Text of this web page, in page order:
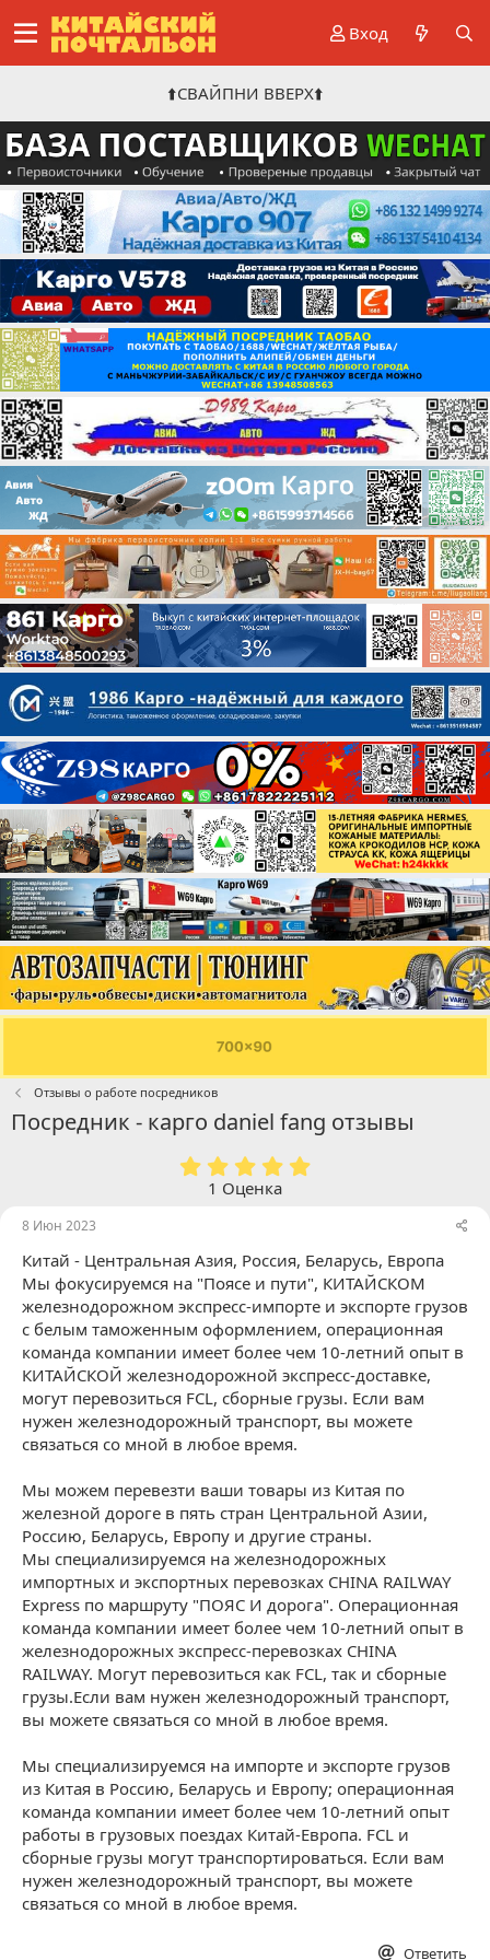
Вход
⬆️СВАЙПНИ ВВЕРХ⬆️
Отзывы о работе посредников
Посредник - карго daniel fang отзывы
в
ё
з
д
1 Оценка
8 Июн 2023
Китай - Центральная Азия, Россия, Беларусь, Европа
Мы фокусируемся на "Поясе и пути", КИТАЙСКОМ
железнодорожном экспресс-импорте и экспорте грузов
с белым таможенным оформлением, операционная
команда компании имеет более чем 10-летний опыт в
КИТАЙСКОЙ железнодорожной экспресс-доставке,
могут перевозиться FCL, сборные грузы. Если вам
нужен железнодорожный транспорт, вы можете
связаться со мной в любое время.
Мы можем перевезти ваши товары из Китая по
железной дороге в пять стран Центральной Азии,
Россию, Беларусь, Европу и другие страны.
Мы специализируемся на железнодорожных
импортных и экспортных перевозках CHINA RAILWAY
Express по маршруту "ПОЯС И дорога". Операционная
команда компании имеет более чем 10-летний опыт в
железнодорожных экспресс-перевозках CHINA
RAILWAY. Могут перевозиться как FCL, так и сборные
грузы.Если вам нужен железнодорожный транспорт,
вы можете связаться со мной в любое время.
Мы специализируемся на импорте и экспорте грузов
из Китая в Россию, Беларусь и Европу; операционная
команда компании имеет более чем 10-летний опыт
работы в грузовых поездах Китай-Европа. FCL и
сборные грузы могут транспортироваться. Если вам
нужен железнодорожный транспорт, вы можете
связаться со мной в любое время.
Ответить